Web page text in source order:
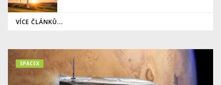
VÍCE ČLÁNKŮ...
SPACEX